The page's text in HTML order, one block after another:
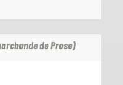
de Prose)